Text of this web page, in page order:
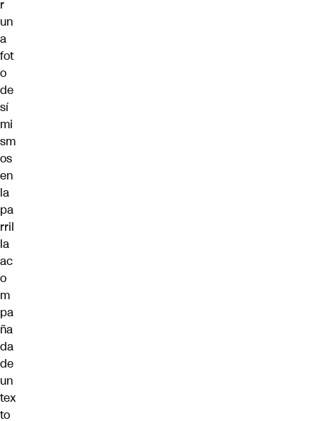
r
un
a
fot
o
de
sí
mi
sm
os
en
la
pa
rril
la
ac
o
m
pa
ña
da
de
un
tex
to